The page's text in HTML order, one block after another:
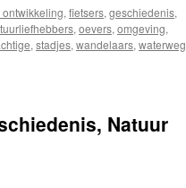
, fietsers, geschiedenis,
, oevers, omgeving,
, stadjes, wandelaars, waterweg
Natuur